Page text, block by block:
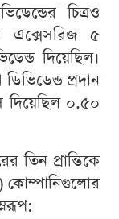
চিত্রও
এক্সেসরিজ ৫
দিয়েছিল।
প্রদান
দিয়েছিল ০.৫০
তিন প্রান্তিকে
কোম্পানিগুলোর